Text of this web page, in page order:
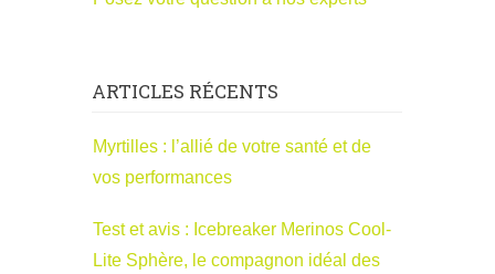
ARTICLES RÉCENTS
Myrtilles : l’allié de votre santé et de
vos performances
Test et avis : Icebreaker Merinos Cool-
Lite Sphère, le compagnon idéal des